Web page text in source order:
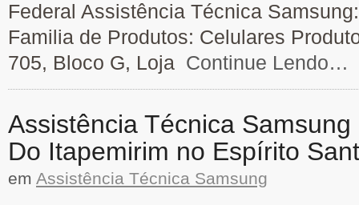
Federal Assistência Técnica
Familia de Produtos: Celulares
705, Bloco G, Loja Continue Lendo…
Assistência Técnica
Do Itapemirim no Espírito
em Assistência Técnica Samsung